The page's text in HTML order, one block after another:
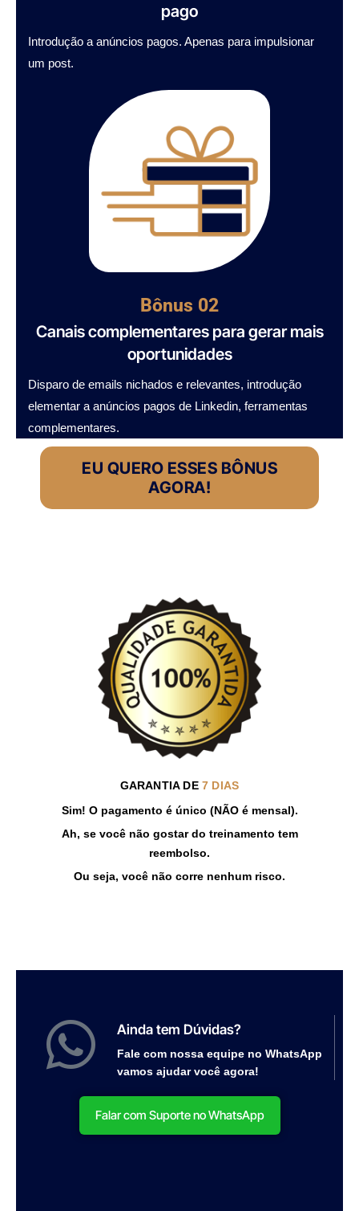
pago​
Introdução a anúncios pagos. Apenas para impulsionar
um post.
Bônus 02
Canais complementares para gerar mais
oportunidades​
Disparo de emails nichados e relevantes, introdução
elementar a anúncios pagos de Linkedin, ferramentas
complementares.
EU QUERO ESSES BÔNUS
AGORA!
GARANTIA DE7 DIAS
Sim! O pagamento é único (NÃO é mensal).
Ah, se você não gostar do treinamento tem
reembolso.
Ou seja, você não corre nenhum risco.
Ainda tem Dúvidas?
Fale com nossa equipe no WhatsApp
vamos ajudar você agora!
Falar com Suporte no WhatsApp